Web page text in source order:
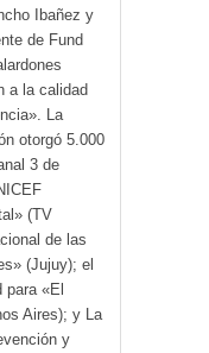
Ibañez y
de Fund
a la calidad
La
otorgó 5.000
3 de
(TV
de las
(Jujuy); el
«El
Aires); y La
y